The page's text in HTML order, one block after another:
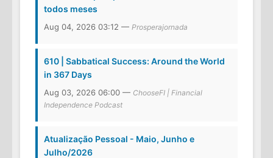
todos meses
Aug 04, 2026 03:12 — Prosperajornada
610 | Sabbatical Success: Around the World
in 367 Days
Aug 03, 2026 06:00 — ChooseFI | Financial
Independence Podcast
Atualização Pessoal - Maio, Junho e
Julho/2026